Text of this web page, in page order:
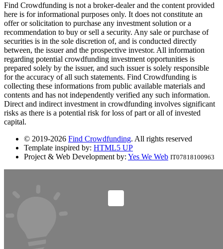
Find Crowdfunding is not a broker-dealer and the content provided
here is for informational purposes only. It does not constitute an
offer or solicitation to purchase any investment solution or a
recommendation to buy or sell a security. Any sale or purchase of
securities is in the sole discretion of, and is conducted directly
between, the issuer and the prospective investor. All information
regarding potential crowdfunding investment opportunities is
prepared solely by the issuer, and such issuer is solely responsible
for the accuracy of all such statements. Find Crowdfunding is
collecting these informations from public available materials and
contents and has not independently verified any such information.
Direct and indirect investment in crowdfunding involves significant
risks as there is a potential risk for loss of part or all of invested
capital.
© 2019-2026 Find Crowdfunding. All rights reserved
Template inspired by: HTML5 UP
Project & Web Development by: Yes We Web IT07818100963